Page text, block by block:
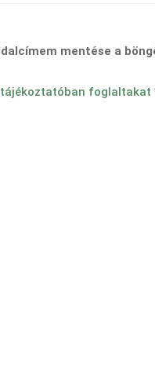
mentése a
foglaltakat